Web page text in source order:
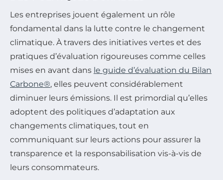
Les entreprises jouent également un rôle
fondamental dans la lutte contre le changement
climatique. À travers des initiatives vertes et des
pratiques d’évaluation rigoureuses comme celles
mises en avant dans le guide d’évaluation du Bilan
Carbone®, elles peuvent considérablement
diminuer leurs émissions. Il est primordial qu’elles
adoptent des politiques d’adaptation aux
changements climatiques, tout en
communiquant sur leurs actions pour assurer la
transparence et la responsabilisation vis-à-vis de
leurs consommateurs.